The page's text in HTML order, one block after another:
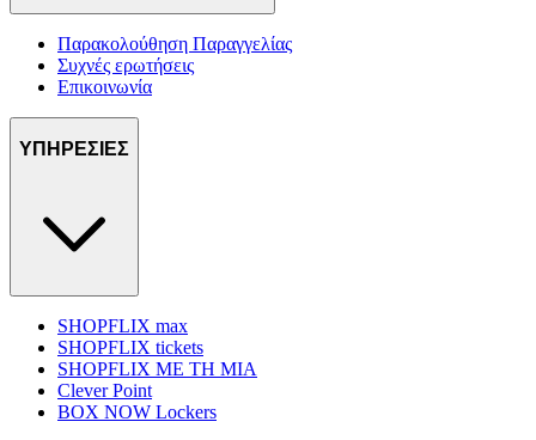
Παρακολούθηση Παραγγελίας
Συχνές ερωτήσεις
Επικοινωνία
ΥΠΗΡΕΣΙΕΣ
SHOPFLIX max
SHOPFLIX tickets
SHOPFLIX ΜΕ ΤΗ ΜΙΑ
Clever Point
BOX NOW Lockers